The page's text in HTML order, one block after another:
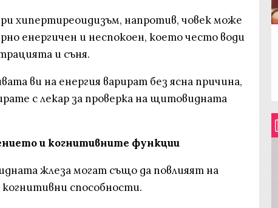
хипертиреоидизъм, напротив, човек може
енергичен и неспокоен, което често води
и съня.
ви на енергия варират без ясна причина,
с лекар за проверка на щитовидната
и когнитивните функции
жлеза могат също да повлияят на
способности.